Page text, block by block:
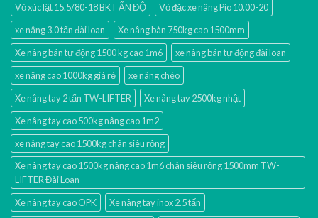
Vỏ xúc lật 15.5/80-18 BKT ẤN ĐỘ
Vỏ đặc xe nâng Pio 10.00-20
xe nâng 3.0 tấn đài loan
Xe nâng bàn 750kg cao 1500mm
Xe nâng bán tự động 1500 kg cao 1m6
xe nâng bán tự động đài loan
xe nâng cao 1000kg giá rẻ
xe nâng chéo
Xe nâng tay 2 tấn TW-LIFTER
Xe nâng tay 2500kg nhật
Xe nâng tay cao 500kg nâng cao 1m2
xe nâng tay cao 1500kg chân siêu rộng
Xe nâng tay cao 1500kg nâng cao 1m6 chân siêu rộng 1500mm TW-
LIFTER Đài Loan
Xe nâng tay cao OPK
Xe nâng tay inox 2.5 tấn